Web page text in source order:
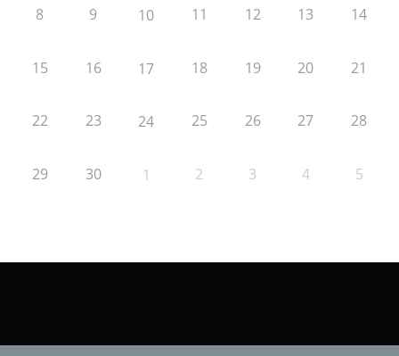
8 9 10 11 12 13 14
15 16 17 18 19 20 21
22 23 24 25 26 27 28
29 30 1 2 3 4 5